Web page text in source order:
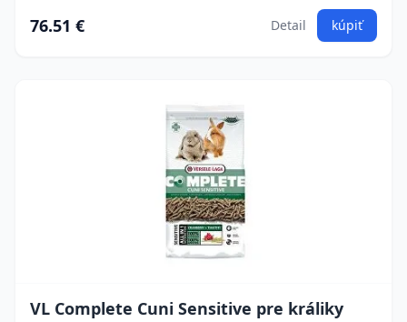
76.51 € Detail kúpiť
VL Complete Cuni Sensitive pre králiky